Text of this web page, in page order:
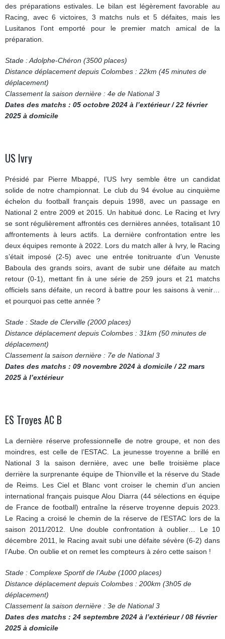
des préparations estivales. Le bilan est légèrement favorable au
Racing, avec 6 victoires, 3 matchs nuls et 5 défaites, mais les
Lusitanos l’ont emporté pour le premier match amical de la
préparation.
Stade : Adolphe-Chéron (3500 places)
Distance déplacement depuis Colombes : 22km (45 minutes de
déplacement)
Classement la saison dernière : 4e de National 3
Dates des matchs : 05 octobre 2024 à l’extérieur / 22 février
2025 à domicile
US Ivry
Présidé par Pierre Mbappé, l’US Ivry semble être un candidat
solide de notre championnat. Le club du 94 évolue au cinquième
échelon du football français depuis 1998, avec un passage en
National 2 entre 2009 et 2015. Un habitué donc. Le Racing et Ivry
se sont régulièrement affrontés ces dernières années, totalisant 10
affrontements à leurs actifs. La dernière confrontation entre les
deux équipes remonte à 2022. Lors du match aller à Ivry, le Racing
s’était imposé (2-5) avec une entrée tonitruante d’un Venuste
Baboula des grands soirs, avant de subir une défaite au match
retour (0-1), mettant fin à une série de 259 jours et 21 matchs
officiels sans défaite, un record à battre pour les saisons à venir…
et pourquoi pas cette année ?
Stade : Stade de Clerville (2000 places)
Distance déplacement depuis Colombes : 31km (50 minutes de
déplacement)
Classement la saison dernière : 7e de National 3
Dates des matchs : 09 novembre 2024 à domicile / 22 mars
2025 à l’extérieur
ES Troyes AC B
La dernière réserve professionnelle de notre groupe, et non des
moindres, est celle de l’ESTAC. La jeunesse troyenne a brillé en
National 3 la saison dernière, avec une belle troisième place
derrière la surprenante équipe de Thionville et la réserve du Stade
de Reims. Les Ciel et Blanc vont croiser le chemin d’un ancien
international français puisque Alou Diarra (44 sélections en équipe
de France de football) entraîne la réserve troyenne depuis 2023.
Le Racing a croisé le chemin de la réserve de l’ESTAC lors de la
saison 2011/2012. Une double confrontation à oublier… Le 10
décembre 2011, le Racing avait subi une défaite sévère (6-2) dans
l’Aube. On oublie et on remet les compteurs à zéro cette saison !
Stade : Complexe Sportif de l’Aube (1000 places)
Distance déplacement depuis Colombes : 200km (3h05 de
déplacement)
Classement la saison dernière : 3e de National 3
Dates des matchs : 24 septembre 2024 à l’extérieur / 08 février
2025 à domicile